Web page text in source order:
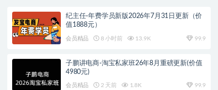
纪主任-年费学员新版2026年7月31日更新（价
值1888元）
会员精品 8 小时前 13.9K 99.9
子鹏讲电商-淘宝私家班26年8月重磅更新(价值
4980元)
会员精品 2 天前 1.8K 99.9